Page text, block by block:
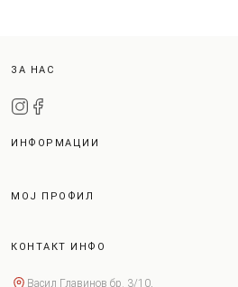
ЗА НАС
ИНФОРМАЦИИ
МОЈ ПРОФИЛ
КОНТАКТ ИНФО
Васил Главинов бр. 3/10,